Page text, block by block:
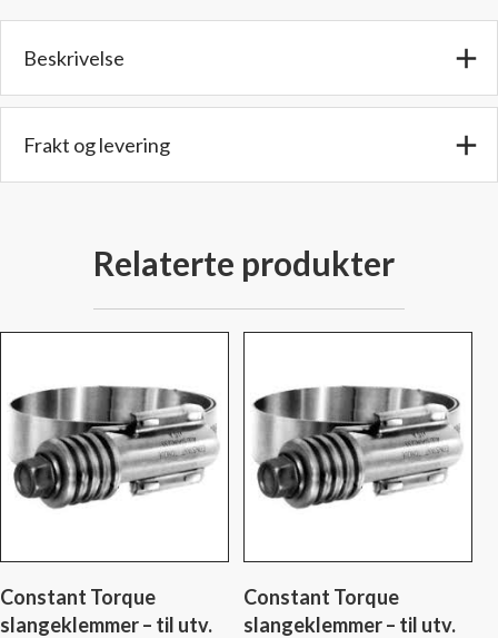
mm.
antall
Beskrivelse
Frakt og levering
Relaterte produkter
Constant Torque
slangeklemmer – til utv.
Constant Torque
slangeklemmer – til utv.